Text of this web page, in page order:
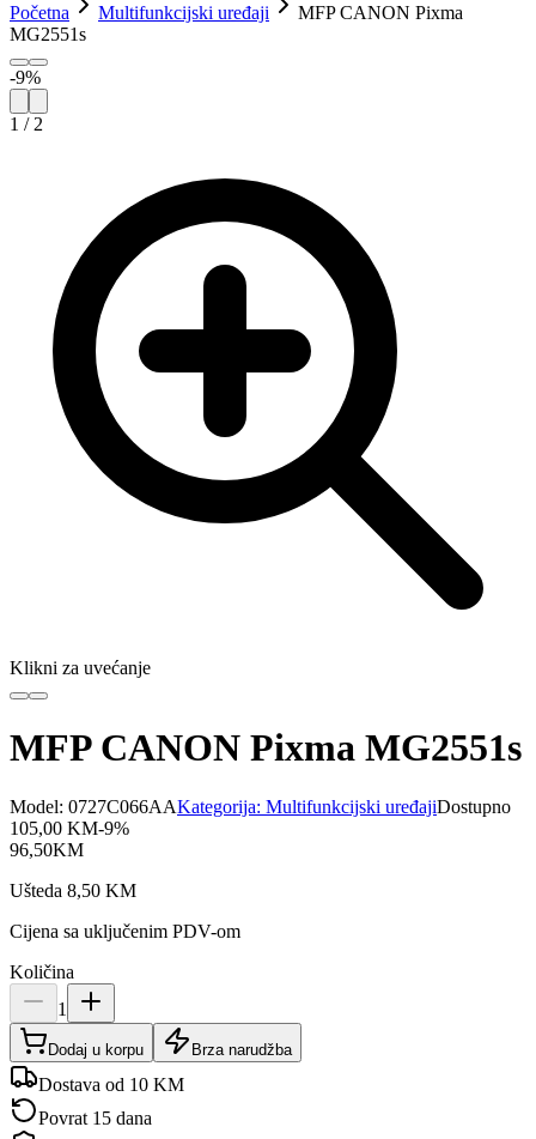
Početna
Multifunkcijski uređaji
MFP CANON Pixma
MG2551s
-9%
1 / 2
Klikni za uvećanje
MFP CANON Pixma MG2551s
Model: 0727C066AAKategorija: Multifunkcijski uređajiDostupno
105,00 KM-9%
96,50KM
Ušteda 8,50 KM
Cijena sa uključenim PDV-om
Količina
1
Dodaj u korpu Brza narudžba
Dostava od 10 KM
Povrat 15 dana